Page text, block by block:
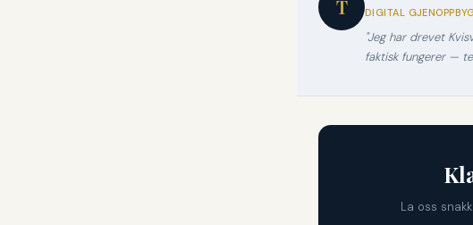
T DIGITAL
"Jeg har drevet
faktisk fungerer —
La oss